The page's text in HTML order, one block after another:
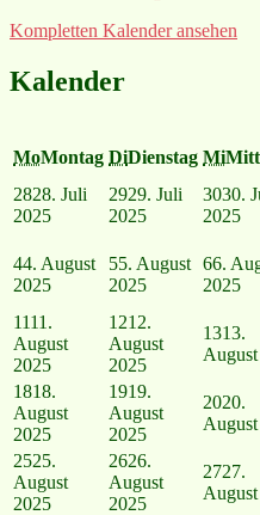
Kompletten Kalender ansehen
Kalender
MoMontag DiDienstag Mi
2828. Juli
2025
2929. Juli
2025
3030.
2025
44. August
2025
55. August
2025
66.
2025
1111.
August
2025
1212.
August
2025
1313.
1818.
August
2025
1919.
August
2025
2020.
2525.
August
2025
2626.
August
2025
2727.